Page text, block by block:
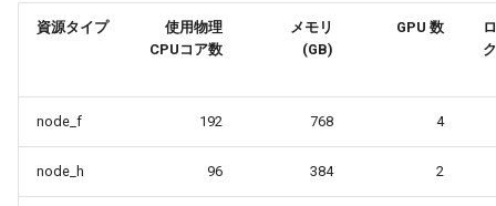
資源タイプ
使用物理
CPUコア数
メモリ
(GB)
GPU 数
node_f 192 768 4
node_h 96 384 2